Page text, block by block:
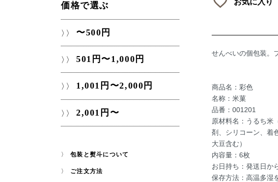
せんべいの個包装。
商品名：彩色
名称：米菓
品番：001201
原材料名：うるち米
剤、シリコーン、着
大豆含む）
内容量：6枚
お日持ち：発送日か
保存方法：高温多湿
価格で選ぶ
〜500円
501円〜1,000円
1,001円〜2,000円
2,001円〜
包装と熨斗について
ご注文方法